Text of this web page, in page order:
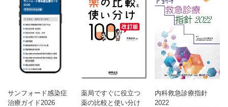
サンフォード感染症
治療ガイド2026
薬局ですぐに役立つ
薬の比較と使い分け
内科救急診療指針
2022